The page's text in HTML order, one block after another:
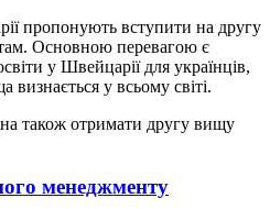
пропонують вступити на другу
Основною перевагою є
у Швейцарії для українців,
визнається у всьому світі.
також отримати другу вищу
менеджменту